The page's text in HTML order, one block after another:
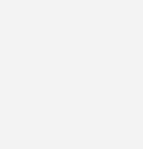
für Bauleistungen
und
A) und die